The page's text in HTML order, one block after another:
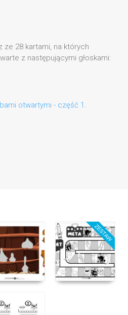
ze 28 kartami, na których
z następującymi głoskami:
otwartymi - część 1 .